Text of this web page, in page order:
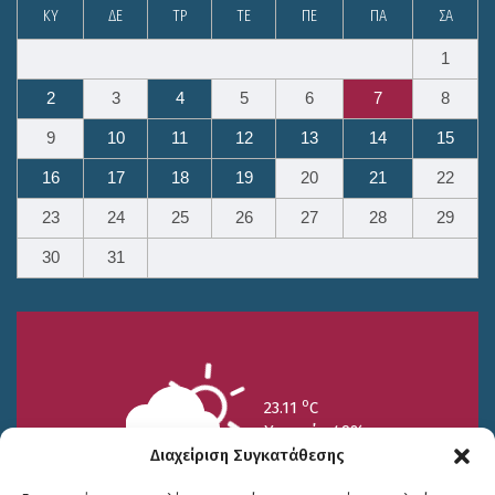
Διαχείριση Συγκατάθεσης
ΚΥ ΔΕ ΤΡ ΤΕ ΠΕ ΠΑ ΣΑ
1
2 3 4 5 6 7 8
9 10 11 12 13 14 15
16 17 18 19 20 21 22
23 24 25 26 27 28 29
30 31
23.11 oC
Υγρασία 49%